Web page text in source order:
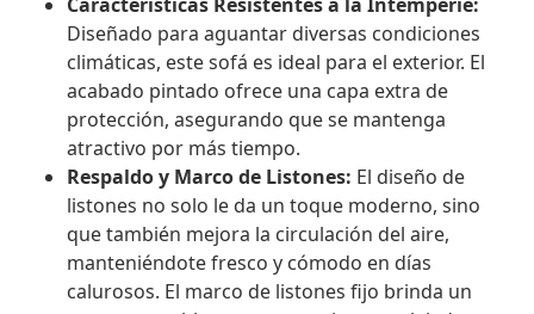
Diseñado para aguantar diversas condiciones
climáticas, este sofá es ideal para el exterior. El
acabado pintado ofrece una capa extra de
protección, asegurando que se mantenga
atractivo por más tiempo.
Respaldo y Marco de Listones: El diseño de
listones no solo le da un toque moderno, sino
que también mejora la circulación del aire,
manteniéndote fresco y cómodo en días
calurosos. El marco de listones fijo brinda un